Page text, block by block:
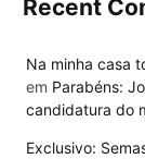
Recent
Na minha casa
em Parabéns:
candidatura do
Exclusivo: